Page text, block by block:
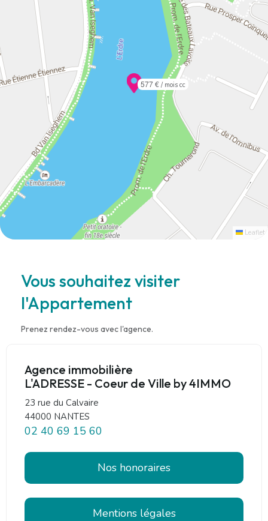
577 € / mois cc
Leaflet
Vous souhaitez visiter
l'Appartement
Prenez rendez-vous avec l'agence.
Agence immobilière
L'ADRESSE - Coeur de Ville by 4IMMO
23 rue du Calvaire
44000 NANTES
02 40 69 15 60
Nos honoraires
Mentions légales